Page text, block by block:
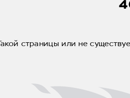
Такой страницы или не